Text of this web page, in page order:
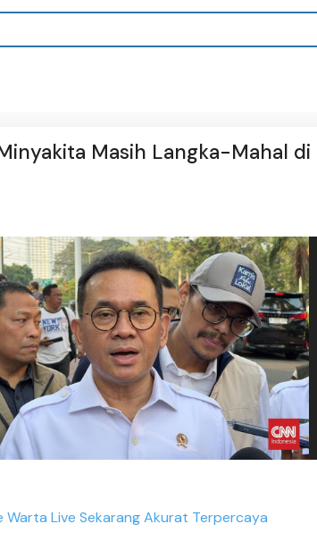
Masih Langka-Mahal di
Warta Live Sekarang Akurat Terpercaya